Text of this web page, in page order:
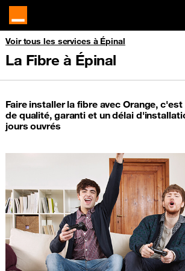
Voir tous les services à Épinal
La Fibre à Épinal
Faire installer la fibre avec Orange,
de qualité, garanti et un délai
jours ouvrés